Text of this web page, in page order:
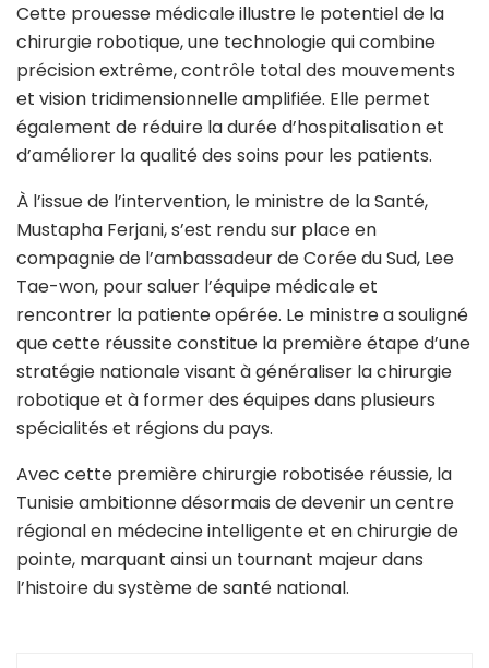
Cette prouesse médicale illustre le potentiel de la
chirurgie robotique, une technologie qui combine
précision extrême, contrôle total des mouvements
et vision tridimensionnelle amplifiée. Elle permet
également de réduire la durée d’hospitalisation et
d’améliorer la qualité des soins pour les patients.
À l’issue de l’intervention, le ministre de la Santé,
Mustapha Ferjani, s’est rendu sur place en
compagnie de l’ambassadeur de Corée du Sud, Lee
Tae-won, pour saluer l’équipe médicale et
rencontrer la patiente opérée. Le ministre a souligné
que cette réussite constitue la première étape d’une
stratégie nationale visant à généraliser la chirurgie
robotique et à former des équipes dans plusieurs
spécialités et régions du pays.
Avec cette première chirurgie robotisée réussie, la
Tunisie ambitionne désormais de devenir un centre
régional en médecine intelligente et en chirurgie de
pointe, marquant ainsi un tournant majeur dans
l’histoire du système de santé national.